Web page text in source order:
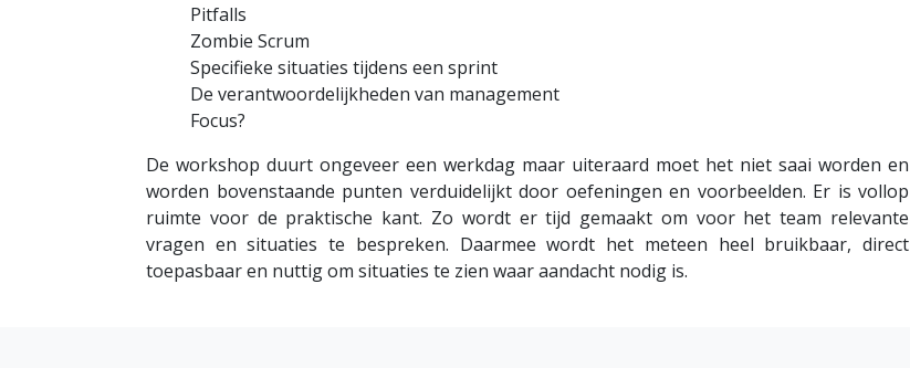
Pitfalls
Zombie Scrum
Specifieke situaties tijdens een sprint
De verantwoordelijkheden van management
Focus?
De workshop duurt ongeveer een werkdag maar uiteraard moet het niet saai worden en
worden bovenstaande punten verduidelijkt door oefeningen en voorbeelden. Er is vollop
ruimte voor de praktische kant. Zo wordt er tijd gemaakt om voor het team relevante
vragen en situaties te bespreken. Daarmee wordt het meteen heel bruikbaar, direct
toepasbaar en nuttig om situaties te zien waar aandacht nodig is.